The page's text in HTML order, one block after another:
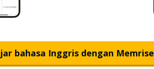
bahasa Inggris dengan Memrise